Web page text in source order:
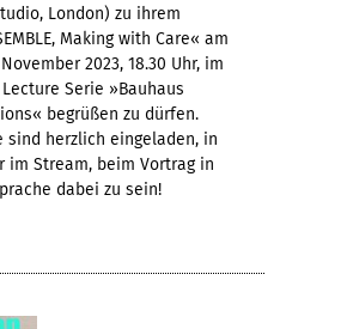
London) zu ihrem
Making with Care« am
2023, 18.30 Uhr, im
Serie »Bauhaus
begrüßen zu dürfen.
sind herzlich eingeladen, in
im Stream, beim Vortrag in
dabei zu sein!